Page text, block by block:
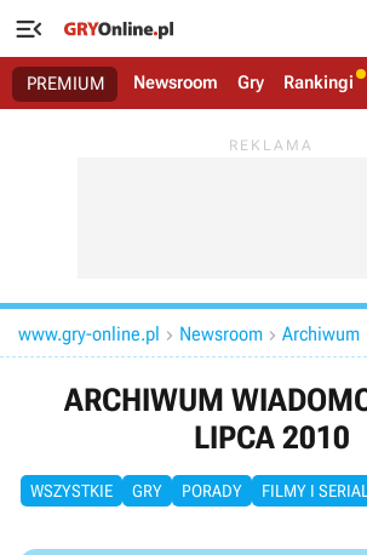

PREMIUM Newsroom Gry Rankingi
www.gry-online.pl  Newsroom  Archiwum
ARCHIWUM
LIPCA 2010
WSZYSTKIE GRY PORADY FILMY I